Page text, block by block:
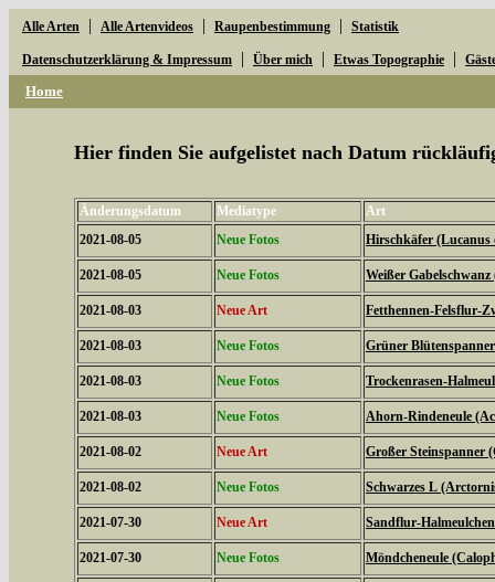
Alle Arten | Alle Artenvideos | Raupenbestimmung | Statistik
Datenschutzerklärung & Impressum | Über mich | Etwas Topographie |
Home
Hier finden Sie aufgelistet nach Datum
Änderungsdatum Mediatype
Art
2021-08-05
Neue Fotos Hirschkäfer (Lucanus
2021-08-05 Neue Fotos Weißer
2021-08-03 Neue Art Fetthennen-Felsflur-
2021-08-03 Neue Fotos Grüner
2021-08-03 Neue Fotos Trockenrasen-
2021-08-03 Neue Fotos Ahorn-Rindeneule
2021-08-02 Neue Art Großer Steinspanner
2021-08-02 Neue Fotos Schwarzes L
2021-07-30 Neue Art Sandflur-
2021-07-30 Neue Fotos Möndcheneule